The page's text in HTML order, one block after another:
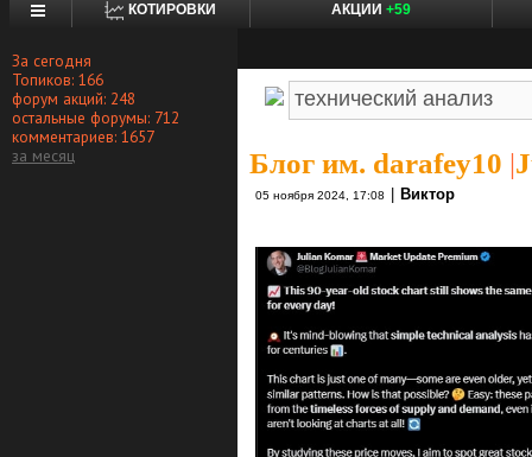
КОТИРОВКИ АКЦИИ +59
За сегодня
Топиков: 166
форум акций: 248
остальные форумы: 712
комментариев: 1657
за месяц
Блог им. darafey10 |
05 ноября 2024, 17:08 Виктор